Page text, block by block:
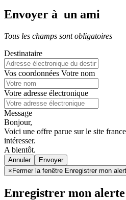
Envoyer à un ami
Tous les champs sont obligatoires
Destinataire
Vos coordonnées Votre nom
Votre adresse électronique
Message
Bonjour,
Voici une offre parue sur le site
intéresser.
A bientôt.
Annuler
× Fermer la fenêtre Enregistrer mon
Enregistrer mon alerte